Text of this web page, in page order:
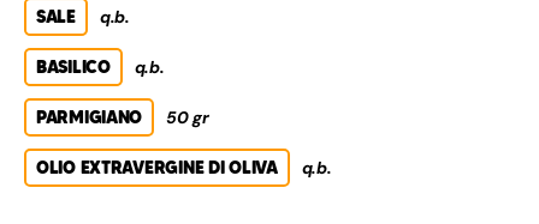
SALE q.b.
BASILICO q.b.
PARMIGIANO 50 gr
OLIO EXTRAVERGINE DI OLIVA q.b.